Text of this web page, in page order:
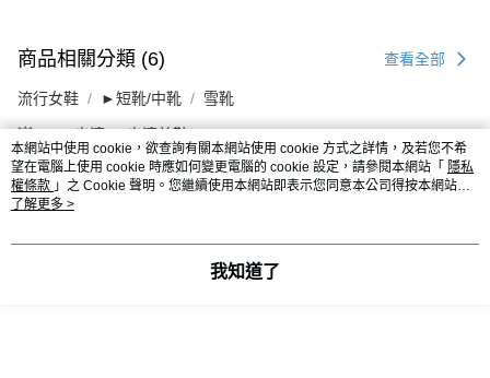
商品相關分類 (6) 查看全部
流行女鞋 ►短靴/中靴 雪靴
💥Outlet出清 出清美鞋
本網站中使用 cookie，欲查詢有關本網站使用 cookie 方式之詳情，及若您不希
望在電腦上使用 cookie 時應如何變更電腦的 cookie 設定，請參閱本網站「 隱私
權條款 」之 Cookie 聲明。您繼續使用本網站即表示您同意本公司得按本網站使
用條款之 Cookie 聲明使用 cookie。
了解更多 >
我知道了